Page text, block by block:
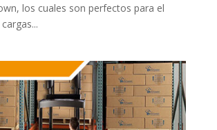
los cuales son perfectos para el